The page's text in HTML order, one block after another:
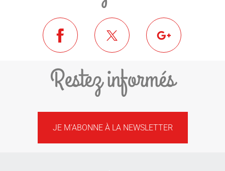
Restez informés
JE M'ABONNE À LA NEWSLETTER